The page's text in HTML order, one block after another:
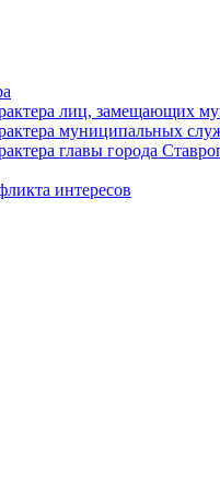
лиц,
муниципальных
главы города
интересов